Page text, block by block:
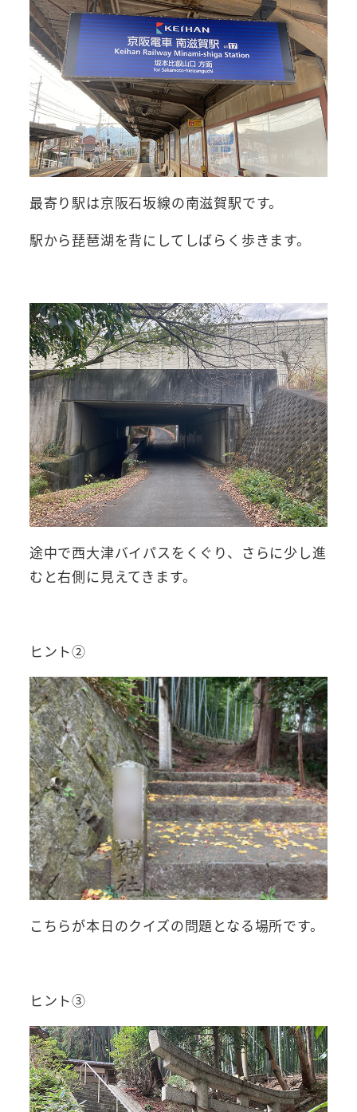
最寄り駅は京阪石坂線の南滋賀駅です。
駅から琵琶湖を背にしてしばらく歩きます。
途中で西大津バイパスをくぐり、さらに少し進
むと右側に見えてきます。
ヒント②
こちらが本日のクイズの問題となる場所です。
ヒント③